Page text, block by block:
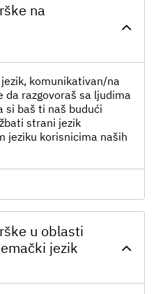
na
komunikativan/na
razgovoraš sa ljudima
si baš ti naš budući
strani jezik
jeziku korisnicima naših
u oblasti
jezik